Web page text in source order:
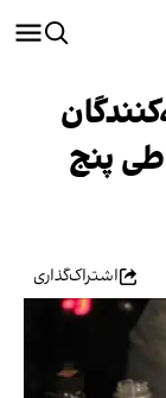
طی پنج
اشتراک‌گذاری